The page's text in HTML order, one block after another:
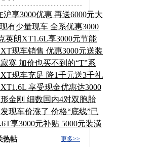
享3000优惠 再送6000元大
有少量现车 全系优惠3000
英朗XT1.6L享3000元节能
现车销售 优惠3000元送装
寞 加价也买不到的“T”系
现车充足 降1千元送3千礼
享受现金优惠达3000
金刚 细数国内4对双胞胎
现车价涨了 价格“底线”已
享3000元补贴 5000元装潢
更多>>
热帖